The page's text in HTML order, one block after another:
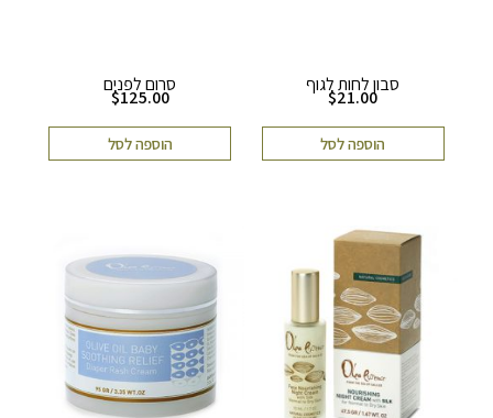
סבון לחות לגוף
$21.00
הוספה לסל
סרום לפנים
$125.00
הוספה לסל